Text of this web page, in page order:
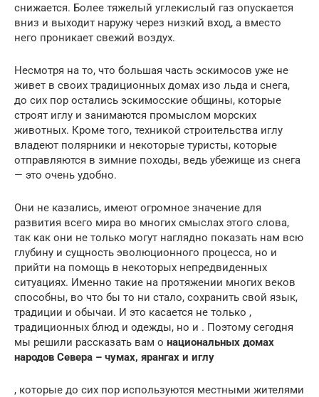
снижается. Более тяжелый углекислый газ опускается
вниз и выходит наружу через низкий вход, а вместо
него проникает свежий воздух.
Несмотря на то, что большая часть эскимосов уже не
живет в своих традиционных домах изо льда и снега,
до сих пор остались эскимосские общины, которые
строят иглу и занимаются промыслом морских
животных. Кроме того, техникой строительства иглу
владеют полярники и некоторые туристы, которые
отправляются в зимние походы, ведь убежище из снега
— это очень удобно.
Они не казались, имеют огромное значение для
развития всего мира во многих смыслах этого слова,
так как они не только могут наглядно показать нам всю
глубину и сущность эволюционного процесса, но и
прийти на помощь в некоторых непредвиденных
ситуациях. Именно такие на протяжении многих веков
способны, во что бы то ни стало, сохранить свой язык,
традиции и обычаи. И это касается не только ,
традиционных блюд и одежды, но и . Поэтому сегодня
мы решили рассказать вам о национальных домах
народов Севера – чумах, ярангах и иглу
, которые до сих пор используются местными жителями